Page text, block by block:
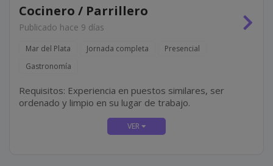
Cocinero / Parrillero
Publicado hace 9 días
Mar del Plata Jornada completa
Presencial
Gastronomía
Requisitos: Experiencia en puestos similares, ser
ordenado y limpio en su lugar de trabajo.